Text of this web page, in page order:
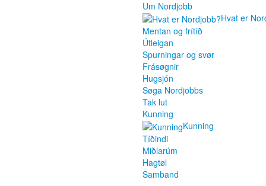
Um Nordjobb
Hvat er
Mentan og frítíð
Útleigan
Spurningar og svør
Frásøgnir
Hugsjón
Søga Nordjobbs
Tak lut
Kunning
Kunning
Tíðindi
Miðlarúm
Hagtøl
Samband